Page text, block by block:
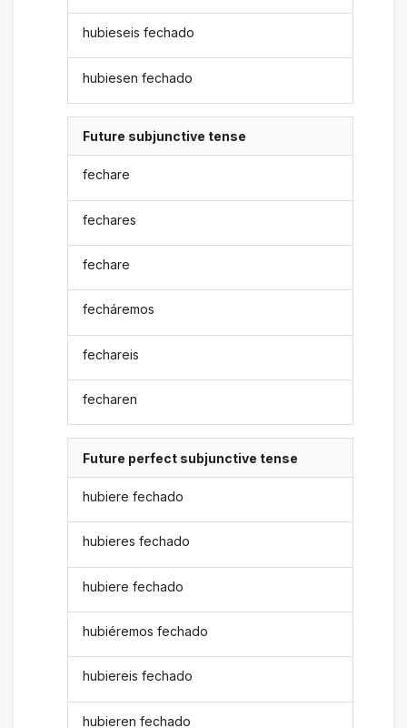
hubieseis fechado
hubiesen fechado
Future subjunctive tense
fechare
fechares
fechare
fecháremos
fechareis
fecharen
Future perfect subjunctive tense
hubiere fechado
hubieres fechado
hubiere fechado
hubiéremos fechado
hubiereis fechado
hubieren fechado